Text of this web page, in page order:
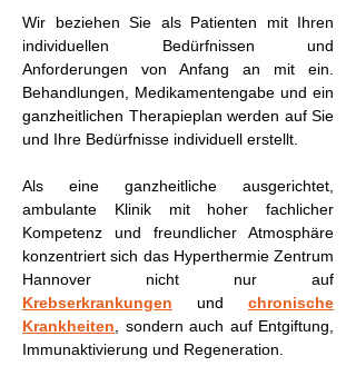
Wir beziehen Sie als Patienten mit Ihren
individuellen Bedürfnissen und
Anforderungen von Anfang an mit ein.
Behandlungen, Medikamentengabe und ein
ganzheitlichen Therapieplan werden auf Sie
und Ihre Bedürfnisse individuell erstellt.
Als eine ganzheitliche ausgerichtet,
ambulante Klinik mit hoher fachlicher
Kompetenz und freundlicher Atmosphäre
konzentriert sich das Hyperthermie Zentrum
Hannover nicht nur auf
Krebserkrankungen und chronische
Krankheiten , sondern auch auf Entgiftung,
Immunaktivierung und Regeneration.